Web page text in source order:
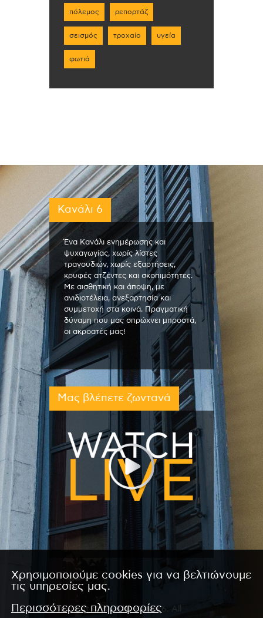
πόλεμος ρεπορτάζ
σεισμός τροχαίο υγεία
φωτιά
Κανάλι 6
Ένα Κανάλι ενημέρωσης και
ψυχαγωγίας, χωρίς λίστες
τραγουδιών, χωρίς εξαρτήσεις,
κρυφές ατζέντες και σκοπιμότητες.
Με αισθητική και άποψη, με
ανιδιοτέλεια, ανεξαρτησία και
συμμετοχή στα κοινά. Πραγματική
δύναμη που μας σπρώχνει μπροστά,
οι ακροατές μας!
Μας βλέπετε ζωντανά
Copyright © 2026 by Kanali 6. All
Χρησιμοποιούμε cookies για να βελτιώνουμε
τις υπηρεσίες μας.
Περισσότερες πληροφορίες